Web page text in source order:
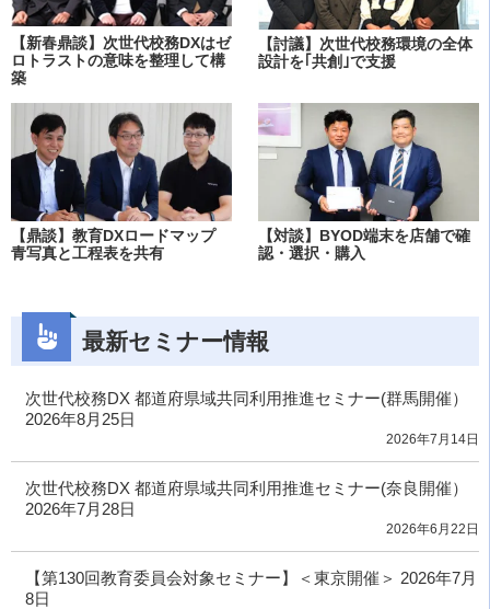
【新春鼎談】次世代校務DXはゼ
ロトラストの意味を整理して構
築
【討議】次世代校務環境の全体
設計を｢共創｣で支援
【鼎談】教育DXロードマップ
青写真と工程表を共有
【対談】BYOD端末を店舗で確
認・選択・購入
最新セミナー情報
次世代校務DX 都道府県域共同利用推進セミナー(群馬開催）
2026年8月25日
2026年7月14日
次世代校務DX 都道府県域共同利用推進セミナー(奈良開催）
2026年7月28日
2026年6月22日
【第130回教育委員会対象セミナー】＜東京開催＞ 2026年7月
8日